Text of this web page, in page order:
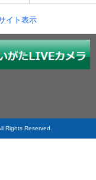
イト表示
Rights Reserved.